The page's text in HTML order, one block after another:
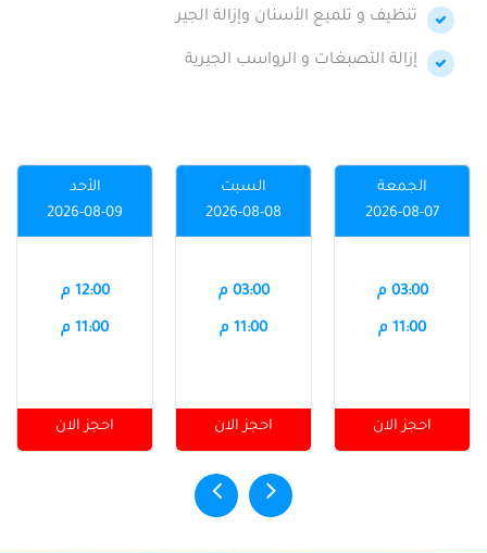
تنظيف و تلميع الأسنان وإزالة الجير
إزالة التصبغات و الرواسب الجيرية
الجمعة
2026-08-07
03:00 م
11:00 م
احجز الان
السبت
2026-08-08
03:00 م
11:00 م
احجز الان
الأحد
2026-08-09
12:00 م
11:00 م
احجز الان